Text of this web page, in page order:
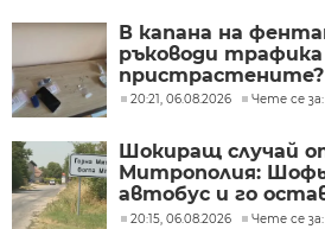
В капана на
ръководи трафика
пристрастените?
20:21, 06.08.2026 Чете се
Шокиращ случай
Митрополия:
автобус и го
жегата
20:15, 06.08.2026 Чете се